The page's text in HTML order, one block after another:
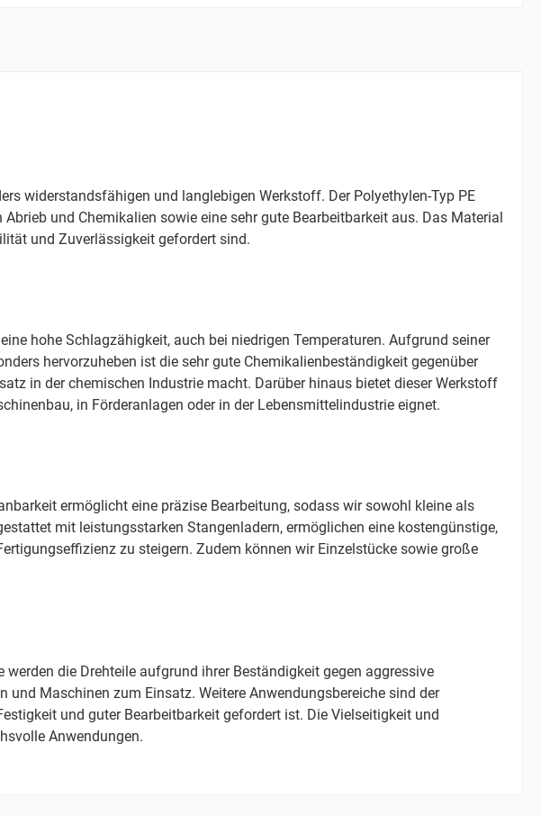
widerstandsfähigen und langlebigen Werkstoff. Der Polyethylen-Typ PE
und Chemikalien sowie eine sehr gute Bearbeitbarkeit aus. Das Material
und Zuverlässigkeit gefordert sind.
hohe Schlagzähigkeit, auch bei niedrigen Temperaturen. Aufgrund seiner
hervorzuheben ist die sehr gute Chemikalienbeständigkeit gegenüber
in der chemischen Industrie macht. Darüber hinaus bietet dieser Werkstoff
in Förderanlagen oder in der Lebensmittelindustrie eignet.
ermöglicht eine präzise Bearbeitung, sodass wir sowohl kleine als
mit leistungsstarken Stangenladern, ermöglichen eine kostengünstige,
zu steigern. Zudem können wir Einzelstücke sowie große
die Drehteile aufgrund ihrer Beständigkeit gegen aggressive
Maschinen zum Einsatz. Weitere Anwendungsbereiche sind der
und guter Bearbeitbarkeit gefordert ist. Die Vielseitigkeit und
Anwendungen.